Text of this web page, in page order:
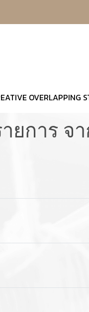
OVERLAPPING
ยการ จ